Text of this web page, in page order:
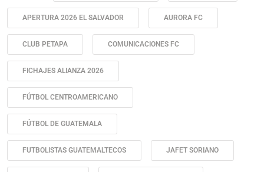
APERTURA 2026 EL SALVADOR AURORA FC
CLUB PETAPA COMUNICACIONES FC
FICHAJES ALIANZA 2026
FÚTBOL CENTROAMERICANO
FÚTBOL DE GUATEMALA
FUTBOLISTAS GUATEMALTECOS JAFET SORIANO